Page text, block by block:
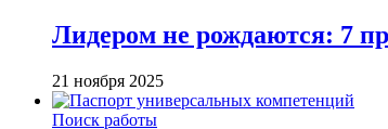
Лидером не рождаются: 7
21 ноября 2025
Поиск работы